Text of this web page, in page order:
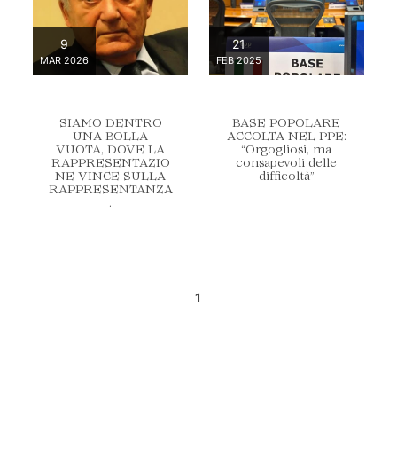
9
MAR 2026
SIAMO DENTRO
UNA BOLLA
VUOTA, DOVE LA
RAPPRESENTAZIO
NE VINCE SULLA
RAPPRESENTANZA
.
21
FEB 2025
BASE POPOLARE
ACCOLTA NEL PPE:
“Orgogliosi, ma
consapevoli delle
difficoltà”
1